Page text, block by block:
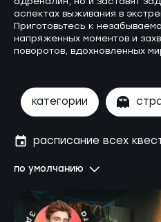
аспектах выживания в
Приготовьтесь к
напряженных моментов и
поворотов, вдохновленных
категории
по умолчанию
расписание всех